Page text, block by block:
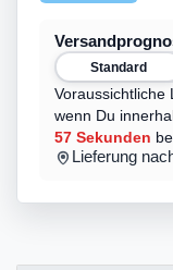
Standard
Voraussichtliche
wenn Du
57 Sekunden
Lieferung